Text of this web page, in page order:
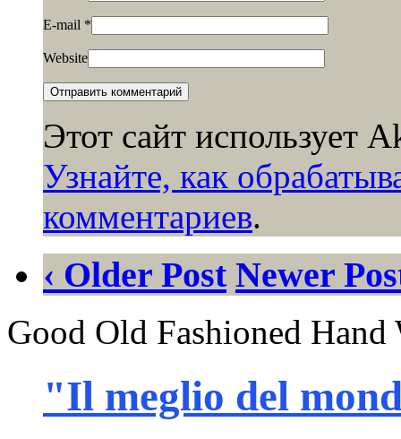
E-mail *
Website
Этот сайт использует
Узнайте, как
комментариев.
‹ Older Post Newer
Good Old Fashioned
"Il meglio del